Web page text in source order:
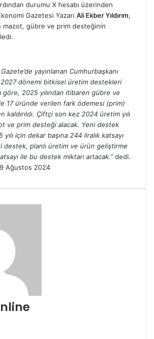
durumu X hesabı üzerinden
Gazetesi Yazarı Ali Ekber Yıldırım,
gübre ve prim desteğinin
Gazete’de yayınlanan Cumhurbaşkanı
2027 dönemi bitkisel üretim destekleri
göre, 2025 yılından itibaren gübre ve
17 üründe verilen fark ödemesi (prim)
kaldırıldı. Çiftçi son kez 2024 üretim yılı
ve prim desteği alacak. Yeni destek
için dekar başına 244 liralık katsayı
destek, planlı üretim ve ürün geliştirme
ile bu destek miktarı artacak.”dedi.
Ağustos 2024